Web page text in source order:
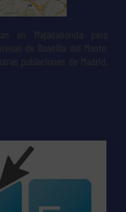
en Majadahonda pero
de Boadilla del Monte,
poblaciones de Madrid,